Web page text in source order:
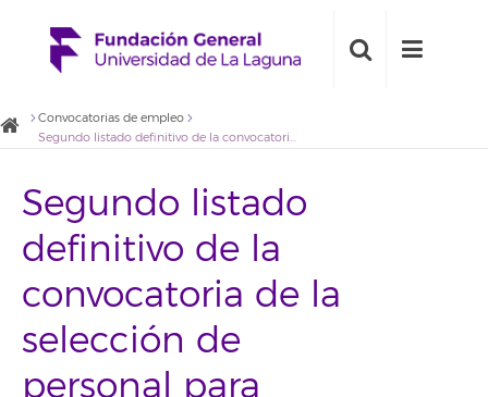
Convocatorias de empleo
Segundo listado definitivo de la convocatoria de la selección de personal para participar en el proyecto ‘Assessment of plenoptic refocusing methods for 3d visions-based relative navigation’
Segundo listado
definitivo de la
convocatoria de la
selección de
personal para